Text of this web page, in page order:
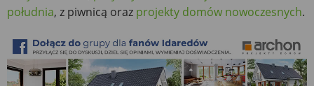
południa, z piwnicą oraz projekty domów nowoczesnych.